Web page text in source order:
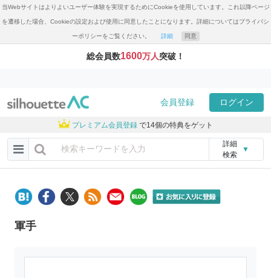
当Webサイトはよりよいユーザー体験を実現するためにCookieを使用しています。これ以降ページ
を遷移した場合、Cookieの設定および使用に同意したことになります。詳細についてはプライバシ
ーポリシーをご覧ください。 詳細 同意
総会員数1600万人突破！
会員登録 ログイン
プレミアム会員登録 で14個の特典をゲット
詳細
検索
▼
軍手